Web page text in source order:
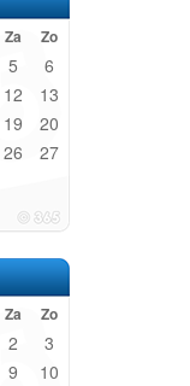
Za Zo
5 6
12 13
19 20
26 27
Za Zo
2 3
9 10